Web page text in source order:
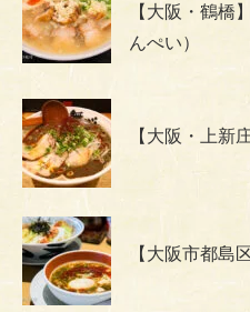
【大阪・鶴橋
んぺい）
【大阪・上新
【大阪市都島